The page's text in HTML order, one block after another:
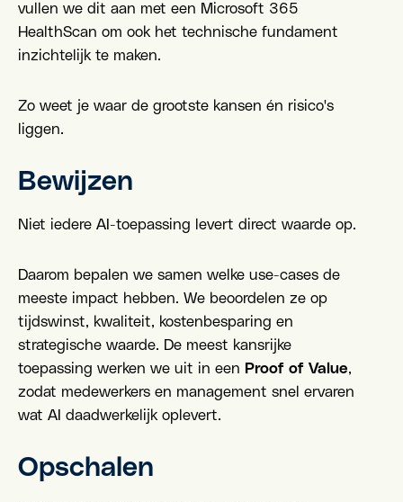
vullen we dit aan met een Microsoft 365
HealthScan om ook het technische fundament
inzichtelijk te maken.
Zo weet je waar de grootste kansen én risico's
liggen.
Bewijzen
Niet iedere AI-toepassing levert direct waarde op.
Daarom bepalen we samen welke use-cases de
meeste impact hebben. We beoordelen ze op
tijdswinst, kwaliteit, kostenbesparing en
strategische waarde. De meest kansrijke
toepassing werken we uit in een Proof of Value,
zodat medewerkers en management snel ervaren
wat AI daadwerkelijk oplevert.
Opschalen